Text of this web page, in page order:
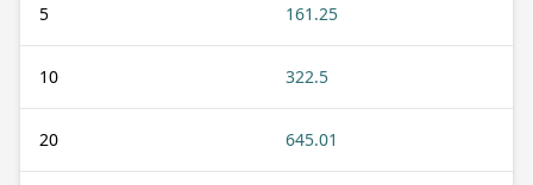
5 161.25
10 322.5
20 645.01